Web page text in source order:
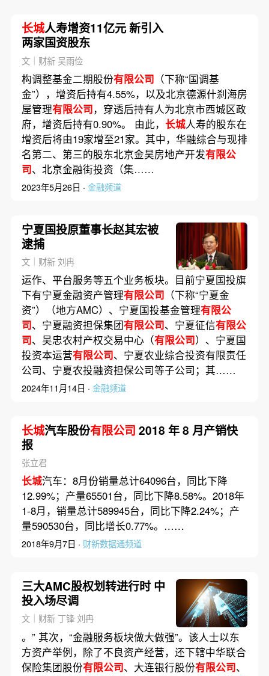
长城人寿增资11亿元 新引入
两家国资股东
文｜财新 吴雨俭
构调整基金二期股份有限公司 （下称“国调基
金”），增资后持有4.55%，以及北京德源什刹海房
屋管理有限公司，穿透后持有人为北京市西城区政
府，增资后持有0.90%。 由此， 长城人寿的股东在
增资后将由19家增至21家。其中，华融综合与现排
名第二、第三的股东北京金昊房地产开发有限公
司、北京金融街投资（集……
2023年5月26日 · 金融频道
宁夏国投原董事长赵其宏被
逮捕
文｜财新 刘冉
运作、平台服务等五个业务板块。目前宁夏国投旗
下有宁夏金融资产管理有限公司 （下称“宁夏金
资”）（地方AMC）、宁夏国投基金管理有限公
司、宁夏融资担保集团有限公司、宁夏征信有限公
司、吴忠农村产权交易中心（有限公司）、宁夏国
投资本运营有限公司、宁夏农业综合投资有限责任
公司、宁夏农投融资担保公司等子公司；其……
2024年11月14日 · 金融频道
长城汽车股份有限公司 2018 年 8 月产销快
报
张立君
长城汽车：8月份销量总计64096台，同比下降
12.99%；产量65501台，同比下降8.58%。2018年
1-8月，销量总计589945台，同比下降2.24%；产
量590530台，同比增长0.77%。……
2018年9月7日 · 财新数据通频道
三大AMC股权划转进行时 中
投入场尽调
文｜财新 丁锋 刘冉
。” 其次，“金融服务板块做大做强”。该人士以东
方资产举例，除了不良资产经营，还下辖中华联合
保险集团股份有限公司、大连银行股份有限公司、